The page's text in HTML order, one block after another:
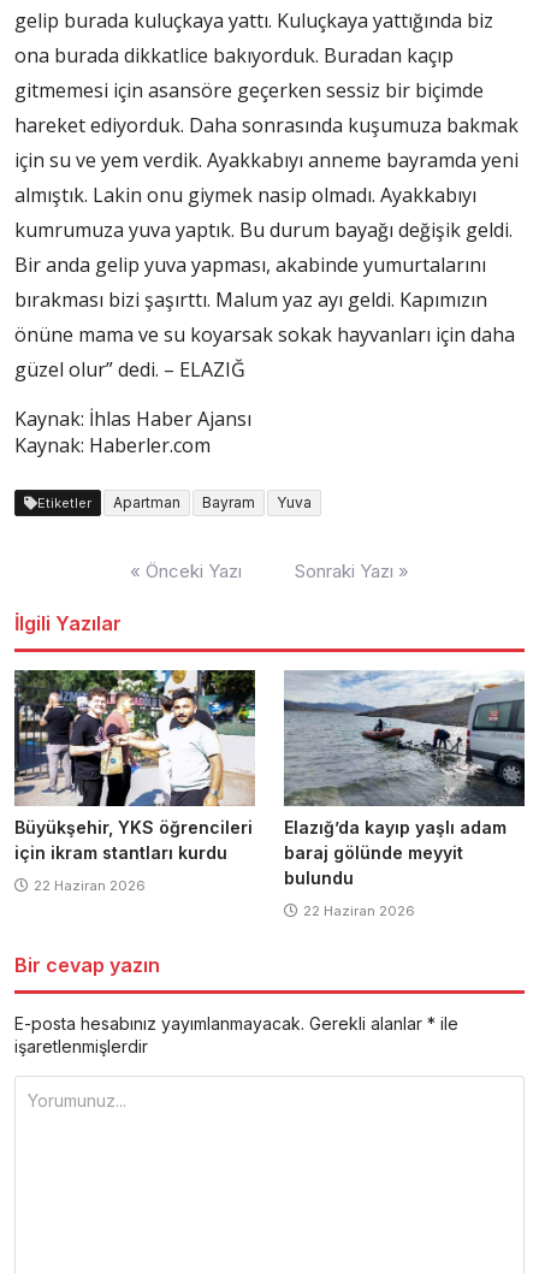
gelip burada kuluçkaya yattı. Kuluçkaya yattığında biz
ona burada dikkatlice bakıyorduk. Buradan kaçıp
gitmemesi için asansöre geçerken sessiz bir biçimde
hareket ediyorduk. Daha sonrasında kuşumuza bakmak
için su ve yem verdik. Ayakkabıyı anneme bayramda yeni
almıştık. Lakin onu giymek nasip olmadı. Ayakkabıyı
kumrumuza yuva yaptık. Bu durum bayağı değişik geldi.
Bir anda gelip yuva yapması, akabinde yumurtalarını
bırakması bizi şaşırttı. Malum yaz ayı geldi. Kapımızın
önüne mama ve su koyarsak sokak hayvanları için daha
güzel olur” dedi. – ELAZIĞ
Kaynak: İhlas Haber Ajansı
Kaynak: Haberler.com
Etiketler Apartman Bayram Yuva
« Önceki Yazı Sonraki Yazı »
İlgili Yazılar
Büyükşehir, YKS öğrencileri
için ikram stantları kurdu
22 Haziran 2026
Elazığ’da kayıp yaşlı adam
baraj gölünde meyyit
bulundu
22 Haziran 2026
Bir cevap yazın
E-posta hesabınız yayımlanmayacak. Gerekli alanlar * ile
işaretlenmişlerdir